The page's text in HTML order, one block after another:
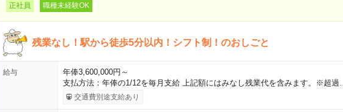
正社員 職種未経験OK
残業なし！駅から徒歩5分以内！シフト制！のおしごと
給与
年俸3,600,000円～
支払方法：年俸の1/12を毎月支給 上記額にはみなし残業代を含みます。※超過…
交通費別途支給あり